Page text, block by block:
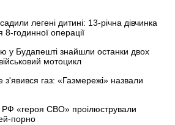
легені дитині: 13-річна дівчинка
8-годинної операції
у Будапешті знайшли останки двох
мотоцикл
газ: «Газмережі» назвали
«героя СВО» проілюстрували
порно